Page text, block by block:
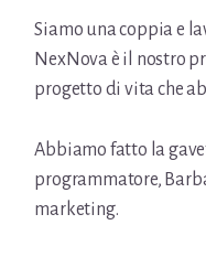
Siamo una coppia e
NexNova è il nostro
progetto di vita che
Abbiamo fatto la
programmatore,
marketing.